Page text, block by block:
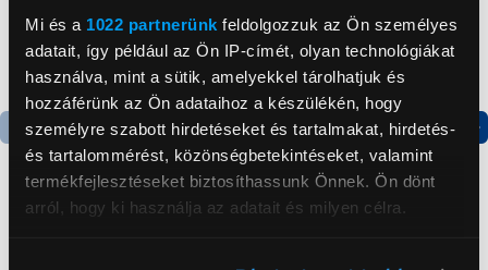
Mi és a 1022 partnerünk feldolgozzuk az Ön személyes
adatait, így például az Ön IP-címét, olyan technológiákat
használva, mint a sütik, amelyekkel tárolhatjuk és
hozzáférünk az Ön adataihoz a készülékén, hogy
személyre szabott hirdetéseket és tartalmakat, hirdetés-
és tartalommérést, közönségbetekintéseket, valamint
termékfejlesztéseket biztosíthassunk Önnek. Ön dönt
arról, hogy ki használja az adatait és milyen célra.
Termék adatlap Termék adatlap